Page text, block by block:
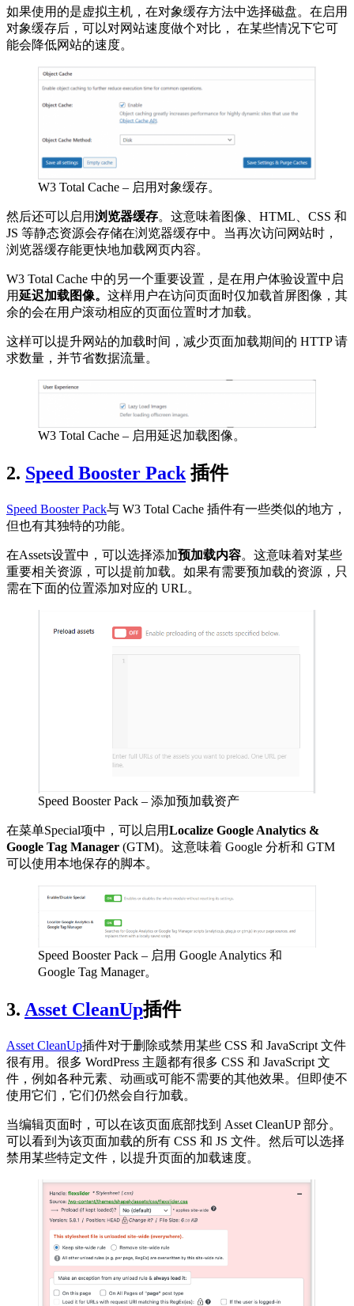
如果使用的是虚拟主机，在对象缓存方法中选择磁盘。在启用
对象缓存后，可以对网站速度做个对比， 在某些情况下它可
能会降低网站的速度。
W3 Total Cache – 启用对象缓存。
然后还可以启用浏览器缓存。这意味着图像、HTML、CSS 和
JS 等静态资源会存储在浏览器缓存中。当再次访问网站时，
浏览器缓存能更快地加载网页内容。
W3 Total Cache 中的另一个重要设置，是在用户体验设置中启
用延迟加载图像。 这样用户在访问页面时仅加载首屏图像，其
余的会在用户滚动相应的页面位置时才加载。
这样可以提升网站的加载时间，减少页面加载期间的 HTTP 请
求数量，并节省数据流量。
W3 Total Cache – 启用延迟加载图像。
2. Speed Booster Pack 插件
Speed Booster Pack与 W3 Total Cache 插件有一些类似的地方，
但也有其独特的功能。
在Assets设置中，可以选择添加预加载内容。这意味着对某些
重要相关资源，可以提前加载。如果有需要预加载的资源，只
需在下面的位置添加对应的 URL。
Speed Booster Pack – 添加预加载资产
在菜单Special项中，可以启用Localize Google Analytics &
Google Tag Manager (GTM)。这意味着 Google 分析和 GTM
可以使用本地保存的脚本。
Speed Booster Pack – 启用 Google Analytics 和
Google Tag Manager。
3. Asset CleanUp插件
Asset CleanUp插件对于删除或禁用某些 CSS 和 JavaScript 文件
很有用。很多 WordPress 主题都有很多 CSS 和 JavaScript 文
件，例如各种元素、动画或可能不需要的其他效果。但即使不
使用它们，它们仍然会自行加载。
当编辑页面时，可以在该页面底部找到 Asset CleanUP 部分。
可以看到为该页面加载的所有 CSS 和 JS 文件。然后可以选择
禁用某些特定文件，以提升页面的加载速度。